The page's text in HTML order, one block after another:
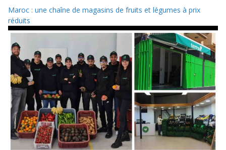
Maroc : une chaîne de magasins de fruits et légumes à prix
réduits